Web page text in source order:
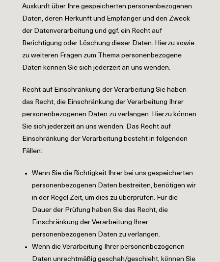
Auskunft über Ihre gespeicherten personenbezogenen
Daten, deren Herkunft und Empfänger und den Zweck
der Datenverarbeitung und ggf. ein Recht auf
Berichtigung oder Löschung dieser Daten. Hierzu sowie
zu weiteren Fragen zum Thema personenbezogene
Daten können Sie sich jederzeit an uns wenden.
Recht auf Einschränkung der Verarbeitung Sie haben
das Recht, die Einschränkung der Verarbeitung Ihrer
personenbezogenen Daten zu verlangen. Hierzu können
Sie sich jederzeit an uns wenden. Das Recht auf
Einschränkung der Verarbeitung besteht in folgenden
Fällen:
Wenn Sie die Richtigkeit Ihrer bei uns gespeicherten
personenbezogenen Daten bestreiten, benötigen wir
in der Regel Zeit, um dies zu überprüfen. Für die
Dauer der Prüfung haben Sie das Recht, die
Einschränkung der Verarbeitung Ihrer
personenbezogenen Daten zu verlangen.
Wenn die Verarbeitung Ihrer personenbezogenen
Daten unrechtmäßig geschah/geschieht, können Sie